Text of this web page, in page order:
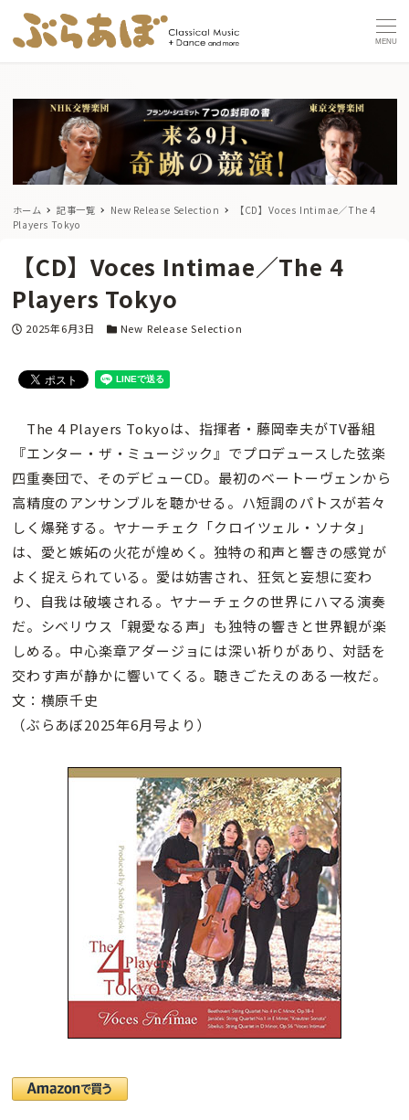
MENU
ホーム 記事一覧 New Release Selection
【CD】Voces Intimae／The 4
Players Tokyo
【CD】Voces Intimae／The 4
Players Tokyo
投稿日
2025年6月3日 カテゴリー
New Release Selection
The 4 Players Tokyoは、指揮者・藤岡幸夫がTV番組
『エンター・ザ・ミュージック』でプロデュースした弦楽
四重奏団で、そのデビューCD。最初のベートーヴェンから
高精度のアンサンブルを聴かせる。ハ短調のパトスが若々
しく爆発する。ヤナーチェク「クロイツェル・ソナタ」
は、愛と嫉妬の火花が煌めく。独特の和声と響きの感覚が
よく捉えられている。愛は妨害され、狂気と妄想に変わ
り、自我は破壊される。ヤナーチェクの世界にハマる演奏
だ。シベリウス「親愛なる声」も独特の響きと世界観が楽
しめる。中心楽章アダージョには深い祈りがあり、対話を
交わす声が静かに響いてくる。聴きごたえのある一枚だ。
文：横原千史
（ぶらあぼ2025年6月号より）